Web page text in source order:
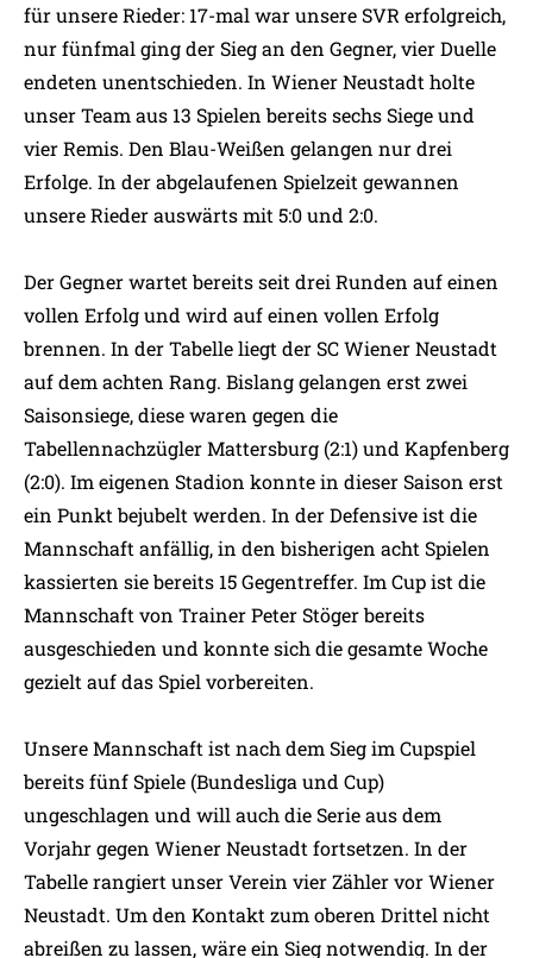
für unsere Rieder: 17-mal war unsere SVR erfolgreich,
nur fünfmal ging der Sieg an den Gegner, vier Duelle
endeten unentschieden. In Wiener Neustadt holte
unser Team aus 13 Spielen bereits sechs Siege und
vier Remis. Den Blau-Weißen gelangen nur drei
Erfolge. In der abgelaufenen Spielzeit gewannen
unsere Rieder auswärts mit 5:0 und 2:0.
Der Gegner wartet bereits seit drei Runden auf einen
vollen Erfolg und wird auf einen vollen Erfolg
brennen. In der Tabelle liegt der SC Wiener Neustadt
auf dem achten Rang. Bislang gelangen erst zwei
Saisonsiege, diese waren gegen die
Tabellennachzügler Mattersburg (2:1) und Kapfenberg
(2:0). Im eigenen Stadion konnte in dieser Saison erst
ein Punkt bejubelt werden. In der Defensive ist die
Mannschaft anfällig, in den bisherigen acht Spielen
kassierten sie bereits 15 Gegentreffer. Im Cup ist die
Mannschaft von Trainer Peter Stöger bereits
ausgeschieden und konnte sich die gesamte Woche
gezielt auf das Spiel vorbereiten.
Unsere Mannschaft ist nach dem Sieg im Cupspiel
bereits fünf Spiele (Bundesliga und Cup)
ungeschlagen und will auch die Serie aus dem
Vorjahr gegen Wiener Neustadt fortsetzen. In der
Tabelle rangiert unser Verein vier Zähler vor Wiener
Neustadt. Um den Kontakt zum oberen Drittel nicht
abreißen zu lassen, wäre ein Sieg notwendig. In der